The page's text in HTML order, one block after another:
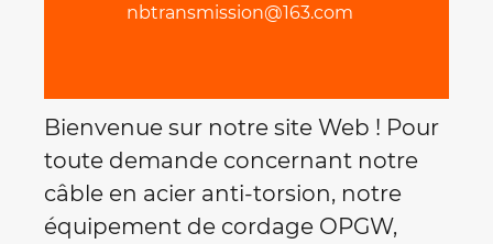
nbtransmission@163.com
Bienvenue sur notre site Web ! Pour
toute demande concernant notre
câble en acier anti-torsion, notre
équipement de cordage OPGW,